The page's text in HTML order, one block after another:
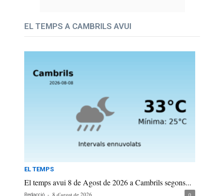
EL TEMPS A CAMBRILS AVUI
EL TEMPS
El temps avui 8 de Agost de 2026 a Cambrils segons...
Redacció - 8 d'agost de 2026